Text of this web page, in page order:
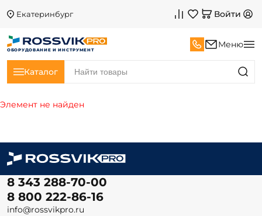
Екатеринбург Войти
ОБОРУДОВАНИЕ И ИНСТРУМЕНТ
Меню
Каталог
Элемент не найден
8 343 288-70-00
8 800 222-86-16
info@rossvikpro.ru